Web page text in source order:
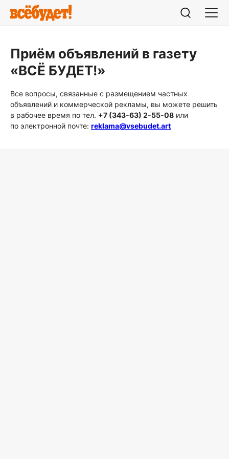
Приём объявлений в газету
«ВСЁ БУДЕТ!»
Все вопросы, связанные с размещением частных
объявлений и коммерческой рекламы, вы можете решить
в рабочее время по тел. +7 (343-63) 2-55-08 или
по электронной почте: reklama@vsebudet.art